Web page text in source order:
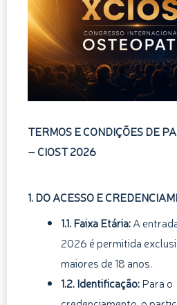
TERMOS E CONDIÇÕES DE
– CIOST 2026
1. DO ACESSO E
1.1. Faixa Etária:A
2026 é permitida
maiores de 18 anos.
1.2. Identificação:Para o